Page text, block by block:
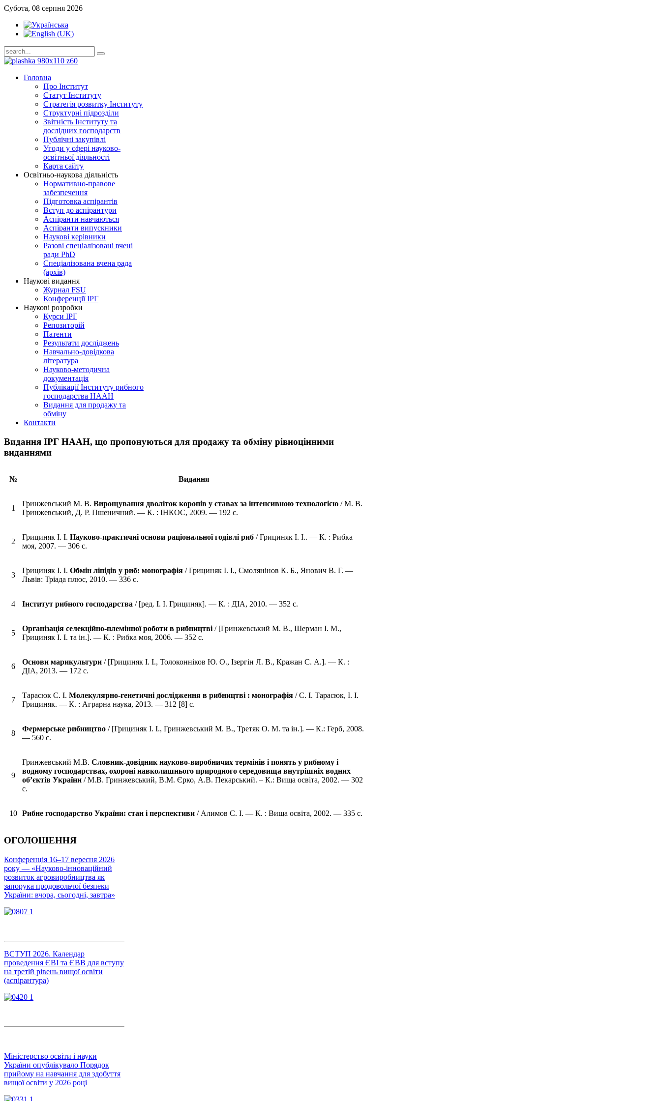
Субота, 08 серпня 2026
Головна
Про Інститут
Статут Інституту
Стратегія розвитку Інституту
Структурні підрозділи
Звітність Інституту та
дослідних господарств
Публічні закупівлі
Угоди у сфері науково-
освітньої діяльності
Карта сайту
Освітньо-наукова діяльність
Нормативно-правове
забезпечення
Підготовка аспірантів
Вступ до аспірантури
Аспіранти навчаються
Аспіранти випускники
Наукові керівники
Разові спеціалізовані вчені
ради PhD
Спеціалізована вчена рада
(архів)
Наукові видання
Журнал FSU
Конференції ІРГ
Наукові розробки
Курси ІРГ
Репозиторій
Патенти
Результати досліджень
Навчально-довідкова
література
Науково-методична
документація
Публікації Інституту рибного
господарства НААН
Видання для продажу та
обміну
Контакти
Видання ІРГ НААН, що пропонуються для продажу та обміну рівноцінними
виданнями
№ Видання
1
Гринжевський М. В. Вирощування дволіток коропів у ставах за інтенсивною технологією / М. В.
Гринжевський, Д. Р. Пшеничний. — К. : ІНКОС, 2009. — 192 с.
2
Грициняк І. І. Науково-практичні основи раціональної годівлі риб / Грициняк І. І.. — К. : Рибка
моя, 2007. — 306 с.
3
Грициняк І. І. Обмін ліпідів у риб: монографія / Грициняк І. І., Смолянінов К. Б., Янович В. Г. —
Львів: Тріада плюс, 2010. — 336 с.
4 Інститут рибного господарства / [ред. І. І. Грициняк]. — К. : ДІА, 2010. — 352 с.
5
Організація селекційно-племінної роботи в рибництві/ [Гринжевський М. В., Шерман І. М.,
Грициняк І. І. та ін.]. — К. : Рибка моя, 2006. — 352 с.
6
Основи марикультури / [Грициняк І. І., Толоконніков Ю. О., Ізергін Л. В., Кражан С. А.]. — К. :
ДІА, 2013. — 172 с.
7
Тарасюк С. І. Молекулярно-генетичні дослідження в рибництві : монографія / С. І. Тарасюк, І. І.
Грициняк. — К. : Аграрна наука, 2013. — 312 [8] с.
8
Фермерське рибництво / [Грициняк І. І., Гринжевський М. В., Третяк О. М. та ін.]. — К.: Герб, 2008.
— 560 с.
9
Гринжевський М.В. Словник-довідник науково-виробничих термінів і понять у рибному і
водному господарствах, охороні навколишнього природного середовища внутрішніх водних
об’єктів України / М.В. Гринжевський, В.М. Єрко, А.В. Пекарський. – К.: Вища освіта, 2002. — 302
с.
10 Рибне господарство України: стан і перспективи / Алимов С. І. — К. : Вища освіта, 2002. — 335 с.
ОГОЛОШЕННЯ
Конференція 16–17 вересня 2026
року — «Науково-інноваційний
розвиток агровиробництва як
запорука продовольчої безпеки
України: вчора, сьогодні, завтра»
ВСТУП 2026. Календар
проведення ЄВІ та ЄВВ для вступу
на третій рівень вищої освіти
(аспірантура)
Міністерство освіти і науки
України опублікувало Порядок
прийому на навчання для здобуття
вищої освіти у 2026 році